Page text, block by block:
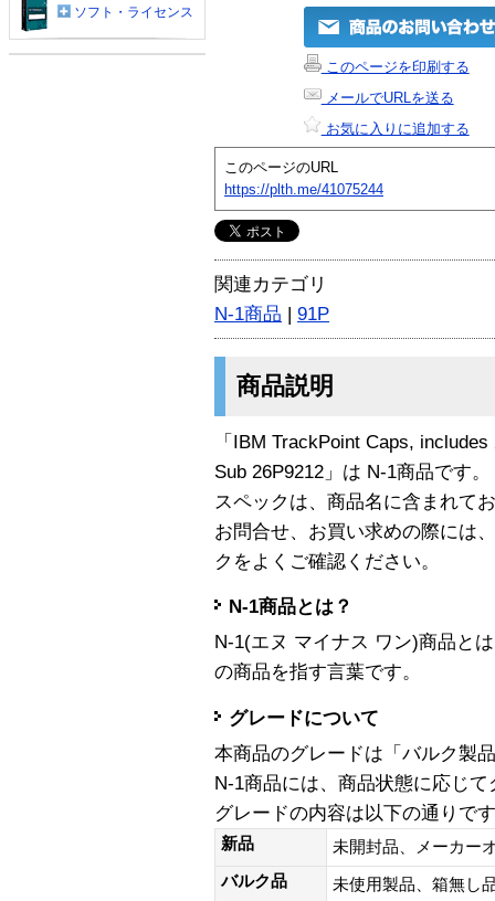
このページを印刷する
メールでURLを送る
お気に入りに追加する
このページのURL
https://plth.me/41075244
関連カテゴリ
N-1商品 | 91P
商品説明
「IBM TrackPoint Caps,
Sub 26P9212」は N-1商品です。
スペックは、商品名に含まれて
お問合せ、お買い求めの際には
クをよくご確認ください。
N-1商品とは？
N-1(エヌ マイナス ワン)商品と
の商品を指す言葉です。
グレードについて
本商品のグレードは「バルク製
N-1商品には、商品状態に応じ
グレードの内容は以下の通りで
新品
未開封品、メーカー
バルク品
未使用製品、箱無
ソフト・ライセンス